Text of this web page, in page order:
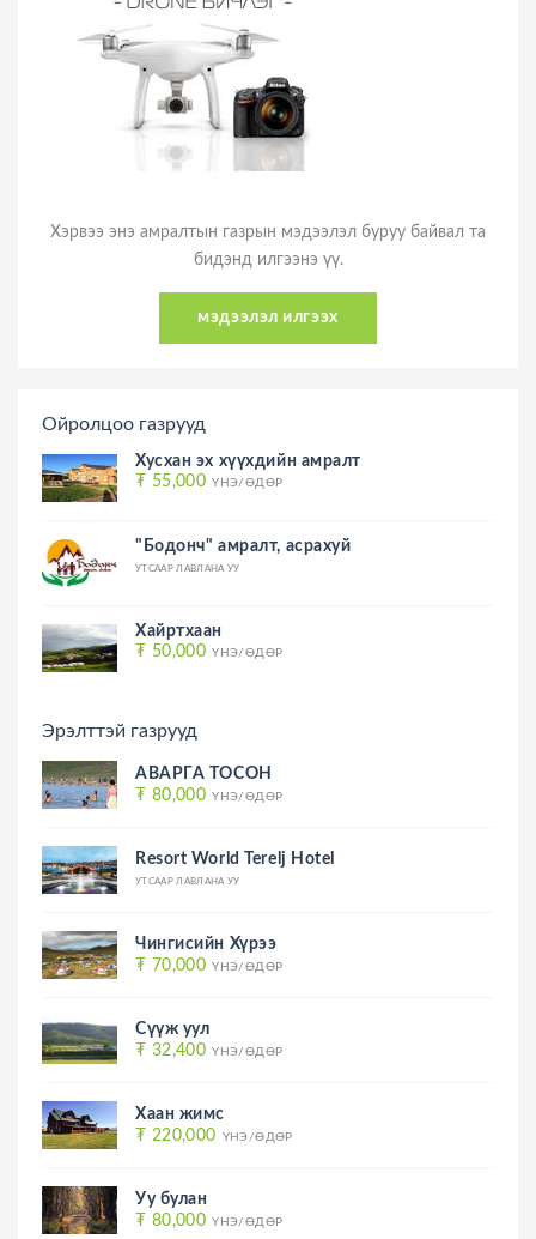
Хэрвээ энэ амралтын газрын мэдээлэл буруу байвал та
бидэнд илгээнэ үү.
мэдээлэл илгээх
Ойролцоо газрууд
Хусхан эх хүүхдийн амралт
₮ 55,000 ҮНЭ/ӨДӨР
"Бодонч" амралт, асрахуй
УТСААР ЛАВЛАНА УУ
Хайртхаан
₮ 50,000 ҮНЭ/ӨДӨР
Эрэлттэй газрууд
АВАРГА ТОСОН
₮ 80,000 ҮНЭ/ӨДӨР
Resort World Terelj Hotel
УТСААР ЛАВЛАНА УУ
Чингисийн Хүрээ
₮ 70,000 ҮНЭ/ӨДӨР
Сүүж уул
₮ 32,400 ҮНЭ/ӨДӨР
Хаан жимс
₮ 220,000 ҮНЭ/ӨДӨР
Уу булан
₮ 80,000 ҮНЭ/ӨДӨР